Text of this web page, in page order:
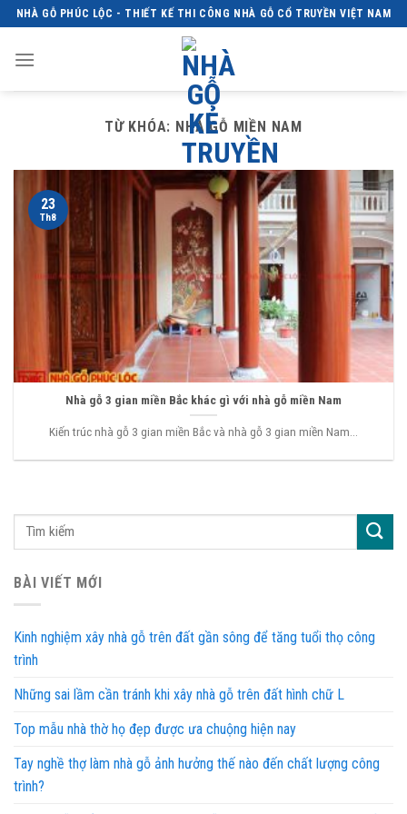
Skip
to
content
NHÀ GỖ PHÚC LỘC - THIẾT KẾ THI CÔNG NHÀ GỖ CỔ TRUYỀN VIỆT NAM
TỪ KHÓA: NHÀ GỖ MIỀN NAM
Nhà gỗ 3 gian miền Bắc khác gì với nhà gỗ miền Nam
Kiến trúc nhà gỗ 3 gian miền Bắc và nhà gỗ 3 gian miền Nam...
23
Th8
BÀI VIẾT MỚI
Kinh nghiệm xây nhà gỗ trên đất gần sông để tăng tuổi thọ công
trình
Những sai lầm cần tránh khi xây nhà gỗ trên đất hình chữ L
Top mẫu nhà thờ họ đẹp được ưa chuộng hiện nay
Tay nghề thợ làm nhà gỗ ảnh hưởng thế nào đến chất lượng công
trình?